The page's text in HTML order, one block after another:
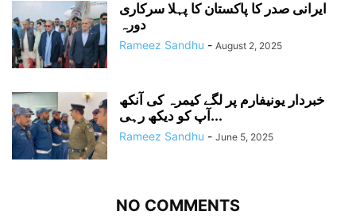
ایرانی صدر کا پاکستان کا پہلا سرکاری
دورہ
Rameez Sandhu - August 2, 2025
خبردار یونیفارم پر لگے کیمرہ کی آنکھ
آپ کو دیکھ رہی...
Rameez Sandhu - June 5, 2025
NO COMMENTS